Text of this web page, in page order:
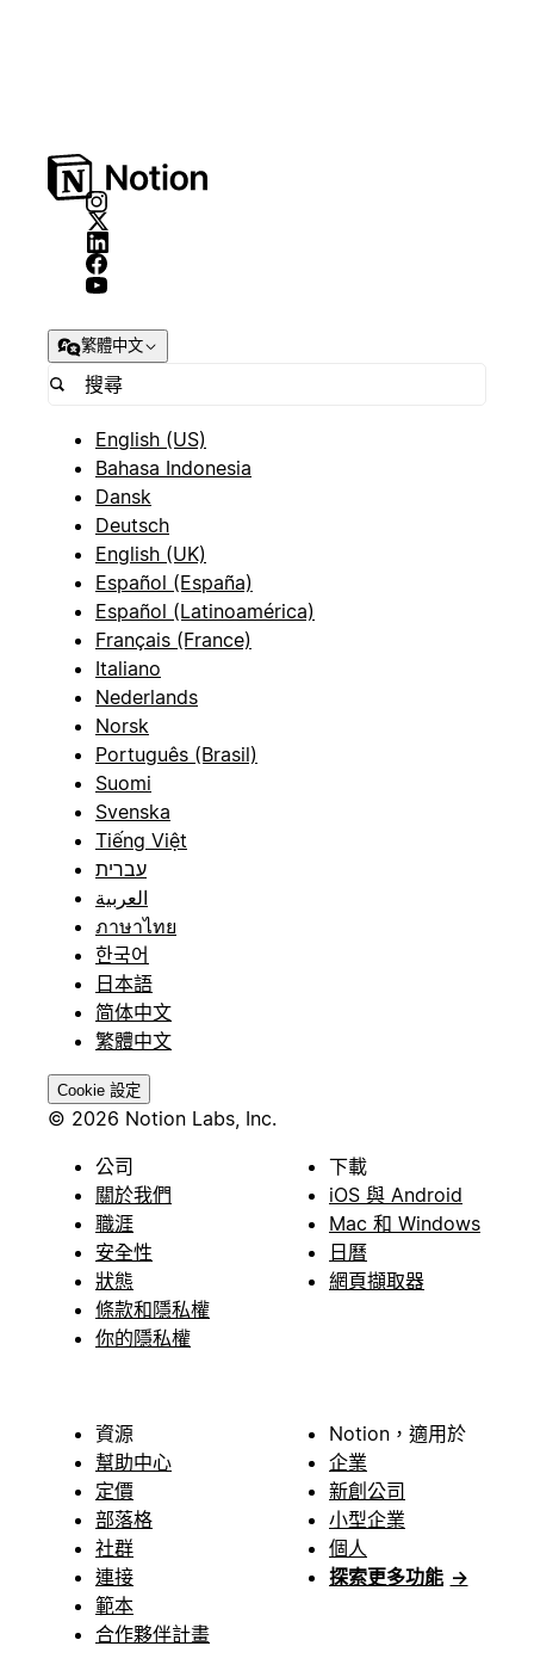
繁體中文
English (US)
Bahasa Indonesia
Dansk
Deutsch
English (UK)
Español (España)
Español (Latinoamérica)
Français (France)
Italiano
Nederlands
Norsk
Português (Brasil)
Suomi
Svenska
Tiếng Việt
עברית
العربية
ภาษาไทย
한국어
日本語
简体中文
繁體中文
Cookie 設定
© 2026 Notion Labs, Inc.
公司
關於我們
職涯
安全性
狀態
條款和隱私權
你的隱私權
下載
iOS 與 Android
Mac 和 Windows
日曆
網頁擷取器
資源
幫助中心
定價
部落格
社群
連接
範本
合作夥伴計畫
Notion，適用於
企業
新創公司
小型企業
個人
探索更多功能 →